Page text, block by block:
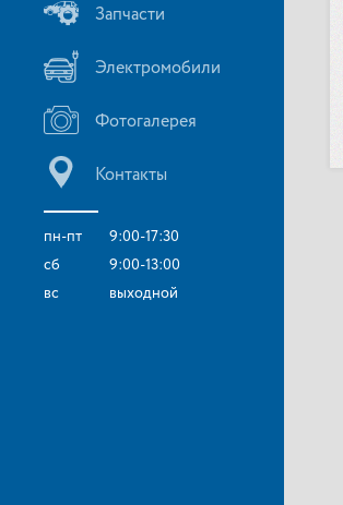
Запчасти
Электромобили
Фотогалерея
Контакты
пн-пт
9:00-17:30
сб
9:00-13:00
вс
выходной